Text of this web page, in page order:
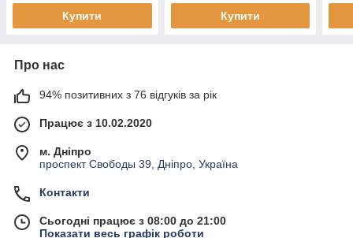
Купити Купити
Про нас
94% позитивних з 76 відгуків за рік
Працює з 10.02.2020
м. Дніпро
проспект Свободы 39, Дніпро, Україна
Контакти
Сьогодні працює з 08:00 до 21:00
Показати весь графік роботи